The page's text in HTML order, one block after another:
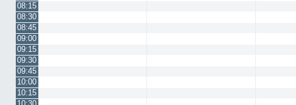
08:15
08:30
08:45
09:00
09:15
09:30
09:45
10:00
10:15
10:30